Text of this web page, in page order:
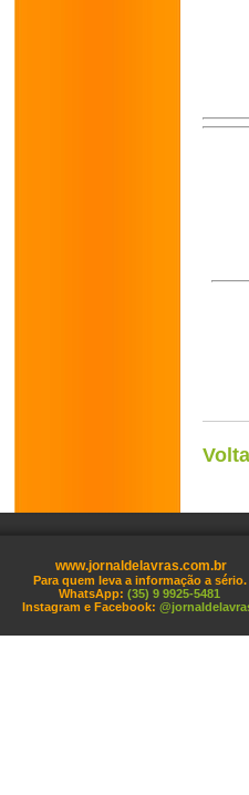
www.jornaldelavras.com.br
Para quem leva a informação a sério.
WhatsApp: (35) 9 9925-5481
Instagram e Facebook: